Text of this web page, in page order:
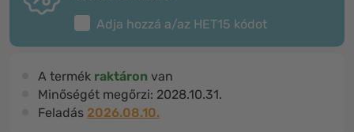
Adja hozzá a/az HET15 kódot
A termék raktáron van
Minőségét megőrzi: 2028.10.31.
Feladás 2026.08.10.